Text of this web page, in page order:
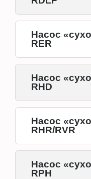
Насос
RER
Насос
RHD
Насос
RHR/RVR
Насос
RPH